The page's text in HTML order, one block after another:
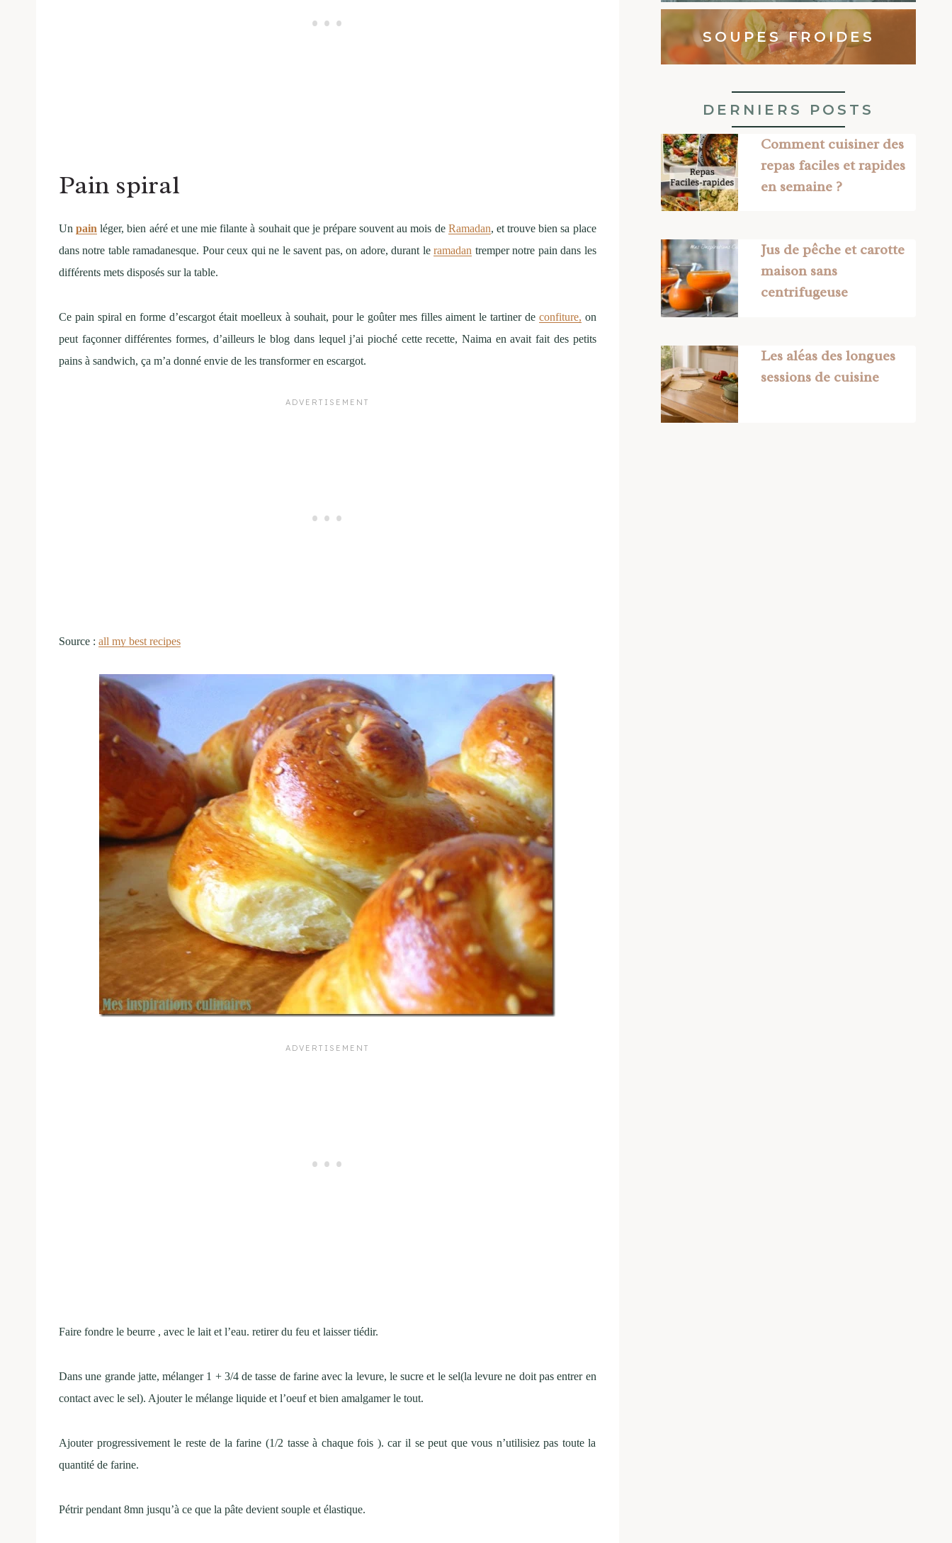
Pain spiral
Unpain léger, bien aéré et une mie filante à souhait que je prépare souvent au mois de Ramadan, et trouve bien sa place
dans notre table ramadanesque. Pour ceux qui ne le savent pas, on adore, durant leramadan tremper notre pain dans les
différents mets disposés sur la table.
Ce pain spiral en forme d’escargot était moelleux à souhait, pour le goûter mes filles aiment le tartiner de confiture, on
peut façonner différentes formes, d’ailleurs le blog dans lequel j’ai pioché cette recette, Naima en avait fait des petits
pains à sandwich, ça m’a donné envie de les transformer en escargot.
Source : all my best recipes
Faire fondre le beurre , avec le lait et l’eau. retirer du feu et laisser tiédir.
Dans une grande jatte, mélanger 1 + 3/4 de tasse de farine avec la levure, le sucre et le sel(la levure ne doit pas entrer en
contact avec le sel). Ajouter le mélange liquide et l’oeuf et bien amalgamer le tout.
Ajouter progressivement le reste de la farine (1/2 tasse à chaque fois ). car il se peut que vous n’utilisiez pas toute la
quantité de farine.
Pétrir pendant 8mn jusqu’à ce que la pâte devient souple et élastique.
SOUPES FROIDES
DERNIERS POSTS
Comment cuisiner des
repas faciles et rapides
en semaine ?
Jus de pêche et carotte
maison sans
centrifugeuse
Les aléas des longues
sessions de cuisine